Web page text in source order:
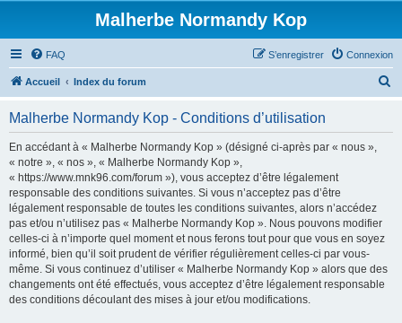
Malherbe Normandy Kop
FAQ Connexion
S’enregistrer
Accueil Index du forum
Malherbe Normandy Kop - Conditions d’utilisation
En accédant à « Malherbe Normandy Kop » (désigné ci-après par « nous »,
« notre », « nos », « Malherbe Normandy Kop »,
« https://www.mnk96.com/forum »), vous acceptez d’être légalement
responsable des conditions suivantes. Si vous n’acceptez pas d’être
légalement responsable de toutes les conditions suivantes, alors n’accédez
pas et/ou n’utilisez pas « Malherbe Normandy Kop ». Nous pouvons modifier
celles-ci à n’importe quel moment et nous ferons tout pour que vous en soyez
informé, bien qu’il soit prudent de vérifier régulièrement celles-ci par vous-
même. Si vous continuez d’utiliser « Malherbe Normandy Kop » alors que des
changements ont été effectués, vous acceptez d’être légalement responsable
des conditions découlant des mises à jour et/ou modifications.